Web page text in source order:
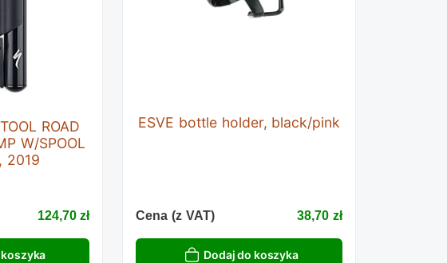
ROAD
W/SPOOL
2019
124,70 zł
ESVE bottle holder, black/pink
Cena (z VAT) 38,70 zł
Dodaj do koszyka